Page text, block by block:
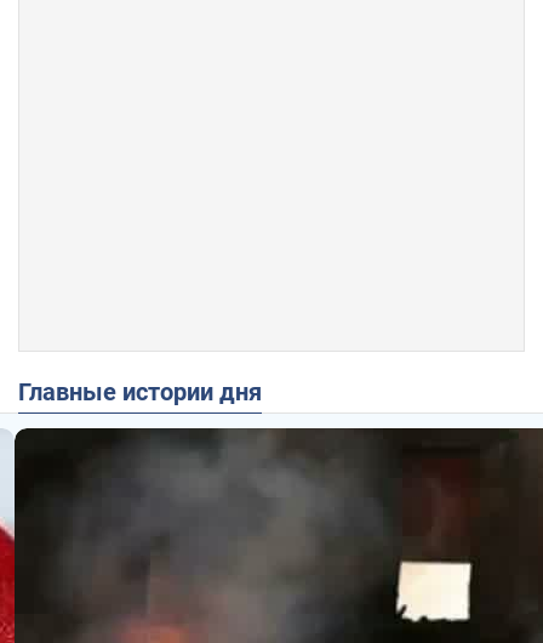
Главные истории дня